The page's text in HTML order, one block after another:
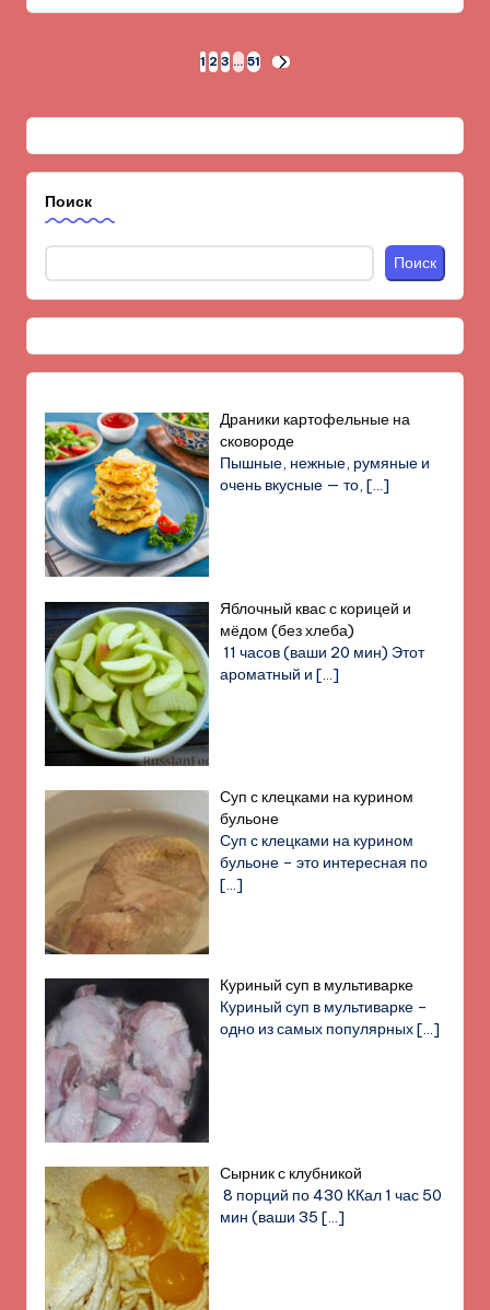
записей
1 2 3 … 51
СЛЕД.
Поиск
Поиск
Драники картофельные на
сковороде
Пышные, нежные, румяные и
очень вкусные — то,[…]
Яблочный квас с корицей и
мёдом (без хлеба)
11 часов (ваши 20 мин) Этот
ароматный и[…]
Суп с клецками на курином
бульоне
Суп с клецками на курином
бульоне – это интересная по
[…]
Куриный суп в мультиварке
Куриный суп в мультиварке –
одно из самых популярных[…]
Сырник с клубникой
8 порций по 430 ККал 1 час 50
мин (ваши 35[…]